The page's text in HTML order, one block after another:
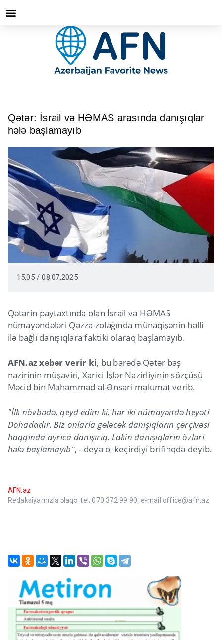
Qətər: İsrail və HƏMAS arasında danışıqlar
hələ başlamayıb
15:05 / 08.07.2025
Qətərin paytaxtında olan İsrail və HƏMAS
nümayəndələri Qəzza zolağında münaqişənin həlli
ilə bağlı danışıqlara faktiki olaraq başlamayıb.
AFN.az xəbər verir ki, bu barədə Qətər baş
nazirinin müşaviri, Xarici İşlər Nazirliyinin sözçüsü
Məcid bin Məhəmməd əl-Ənsari məlumat verib.
"İlk növbədə, qeyd edim ki, hər iki nümayəndə heyəti
Dohadadır. Biz onlarla gələcək danışıqların çərçivəsi
haqqında ayrıca danışırıq. Lakin danışıqların özləri
hələ başlamayıb", - deyə o, keçirdiyi brifinqdə deyib.
AFN.az
Redaksiyamızla əlaqə: tel; 070 372 99 90, e-mail office@afn.az